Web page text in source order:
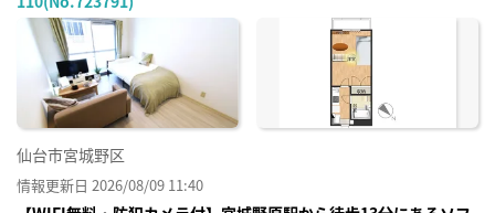
に入
仙台市宮城野区
情報更新日 2026/08/09 11:40